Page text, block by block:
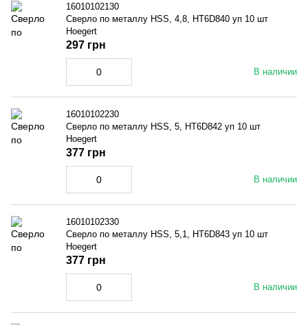
16010102130
Сверло по металлу HSS, 4,8, HT6D840 уп 10 шт
Hoegert
В наличии
297 грн
16010102230
Сверло по металлу HSS, 5, HT6D842 уп 10 шт
Hoegert
В наличии
377 грн
16010102330
Сверло по металлу HSS, 5,1, HT6D843 уп 10 шт
Hoegert
В наличии
377 грн